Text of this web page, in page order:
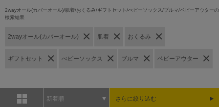
2wayオール(カバーオール)/肌着/おくるみ/ギフトセット/べビーソックス/ブルマ/ベビーアウターの
検索結果
2wayオール(カバーオール) 肌着 おくるみ
ギフトセット べビーソックス ブルマ ベビーアウター
新着順 さらに絞り込む